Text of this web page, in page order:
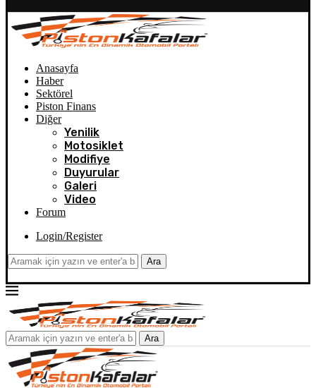
Anasayfa
Haber
Sektörel
Piston Finans
Diğer
Yenilik
Motosiklet
Modifiye
Duyurular
Galeri
Video
Forum
Login/Register
Ara
Ara